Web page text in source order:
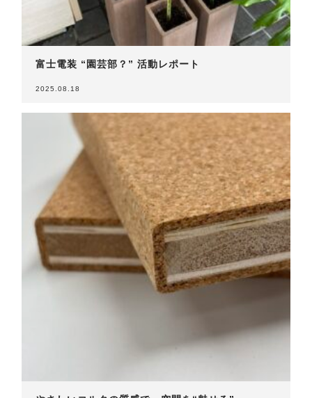
富士電装 “園芸部？” 活動レポート
2025.08.18